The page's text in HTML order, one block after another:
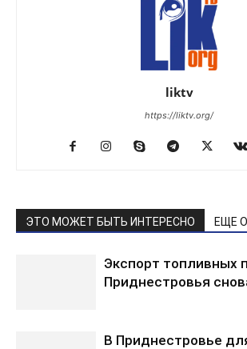
liktv
https://liktv.org/
ЭТО МОЖЕТ БЫТЬ ИНТЕРЕСНО ЕЩЕ
Экспорт топливных
Приднестровья
В Приднестровье